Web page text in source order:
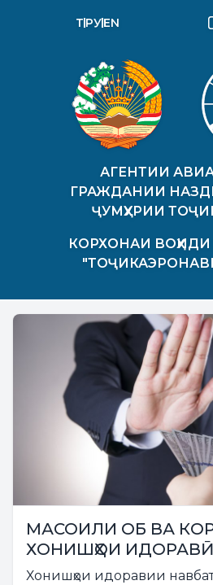
АГЕНТИИ
ГРАЖДАНИИ
ҶУМҲУРИИ
КОРХОНАИ
ТҶ РУEN
МАСОИЛИ ОБ ВА
ХОНИШҲОИ ИДОРАВӢ
Хонишҳои идоравии